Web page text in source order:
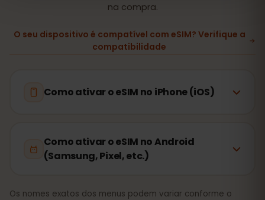
na compra.
O seu dispositivo é compatível com eSIM? Verifique a
compatibilidade
Como ativar o eSIM no iPhone (iOS)
Como ativar o eSIM no Android
(Samsung, Pixel, etc.)
Os nomes exatos dos menus podem variar conforme o